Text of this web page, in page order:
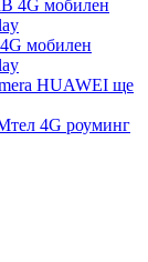
мобилен
HUAWEI ще
4G роуминг